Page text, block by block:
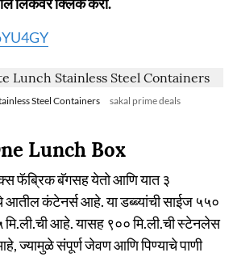
Steel Containers sakal prime deals
Lunch Box
फॅब्रिक बॅगसह येतो आणि यात ३
कंटेनर्स आहे. या डब्ब्यांची साईज ५५०
मि.ली.ची आहे. यासह ९०० मि.ली.ची स्टेनलेस
ज्यामुळे संपूर्ण जेवण आणि पिण्याचे पाणी